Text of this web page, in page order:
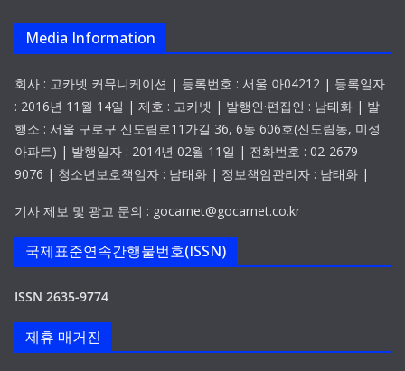
Media Information
회사 : 고카넷 커뮤니케이션 | 등록번호 : 서울 아04212 | 등록일자
: 2016년 11월 14일 | 제호 : 고카넷 | 발행인·편집인 : 남태화 | 발
행소 : 서울 구로구 신도림로11가길 36, 6동 606호(신도림동, 미성
아파트) | 발행일자 : 2014년 02월 11일 | 전화번호 : 02-2679-
9076 | 청소년보호책임자 : 남태화 | 정보책임관리자 : 남태화 |
기사 제보 및 광고 문의 : gocarnet@gocarnet.co.kr
국제표준연속간행물번호(ISSN)
ISSN 2635-9774
제휴 매거진